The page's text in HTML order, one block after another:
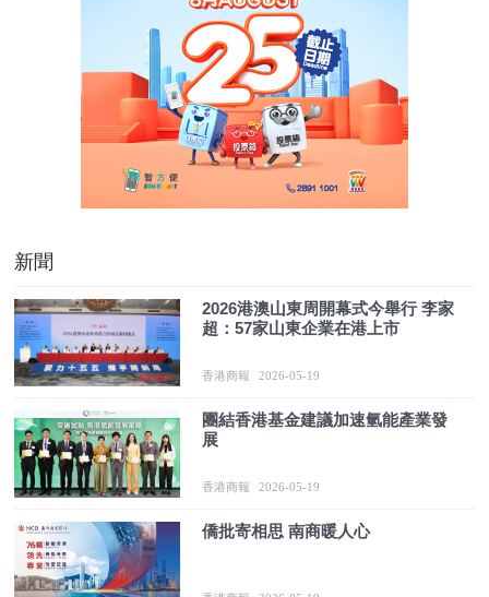
新聞
2026港澳山東周開幕式今舉行 李家
超：57家山東企業在港上市
香港商報 2026-05-19
團結香港基金建議加速氫能產業發
展
香港商報 2026-05-19
僑批寄相思 南商暖人心